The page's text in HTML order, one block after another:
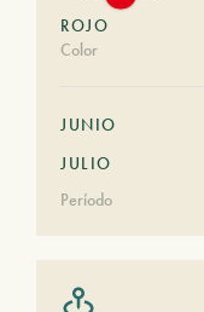
ROJO
Color
JUNIO
JULIO
Período